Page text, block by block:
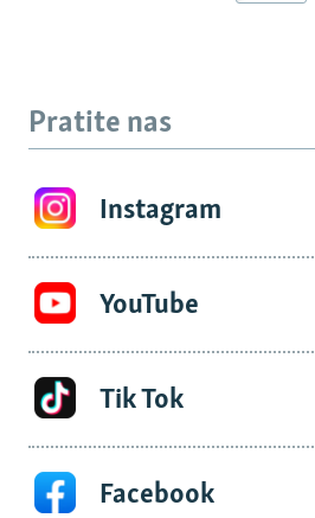
Pratite nas
Instagram
YouTube
Tik Tok
Facebook